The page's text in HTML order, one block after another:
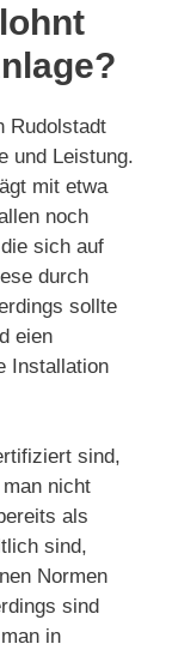
Rudolstadt
und Leistung.
mit etwa
noch
sich auf
durch
sollte
eien
Installation
sind,
man nicht
als
sind,
Normen
sind
in